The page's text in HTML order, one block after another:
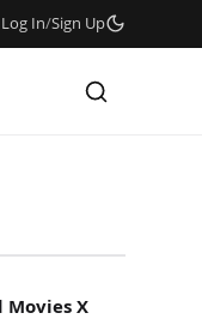
Log In/Sign Up
X